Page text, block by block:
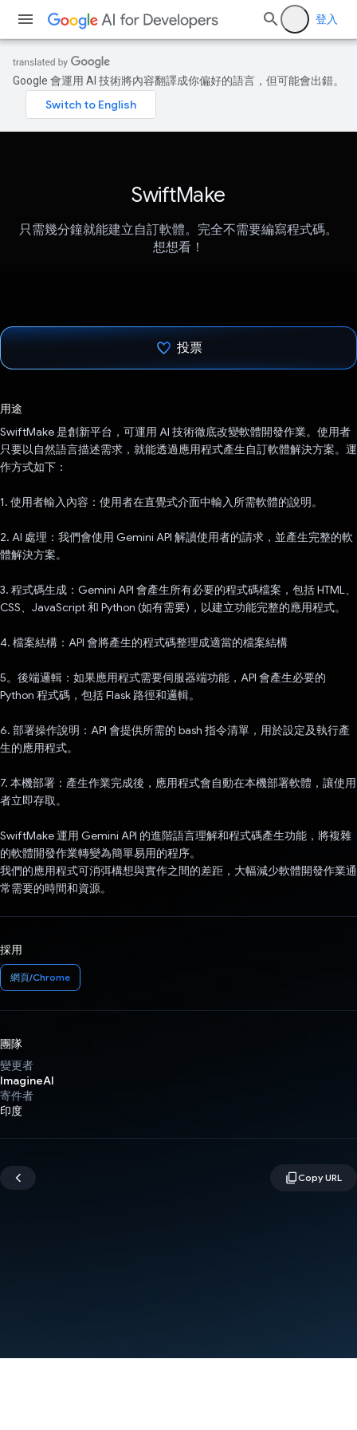
登入
Google 會運用 AI 技術將內容翻譯成你偏好的語言，但可能會出錯。
SwiftMake
只需幾分鐘就能建立自訂軟體。完全不需要編寫程式碼。
想想看！
投票
用途
SwiftMake 是創新平台，可運用 AI 技術徹底改變軟體開發作業。使用者
只要以自然語言描述需求，就能透過應用程式產生自訂軟體解決方案。運
作方式如下：
1. 使用者輸入內容：使用者在直覺式介面中輸入所需軟體的說明。
2. AI 處理：我們會使用 Gemini API 解讀使用者的請求，並產生完整的軟
體解決方案。
3. 程式碼生成：Gemini API 會產生所有必要的程式碼檔案，包括 HTML、
CSS、JavaScript 和 Python (如有需要)，以建立功能完整的應用程式。
4. 檔案結構：API 會將產生的程式碼整理成適當的檔案結構
5。後端邏輯：如果應用程式需要伺服器端功能，API 會產生必要的
Python 程式碼，包括 Flask 路徑和邏輯。
6. 部署操作說明：API 會提供所需的 bash 指令清單，用於設定及執行產
生的應用程式。
7. 本機部署：產生作業完成後，應用程式會自動在本機部署軟體，讓使用
者立即存取。
SwiftMake 運用 Gemini API 的進階語言理解和程式碼產生功能，將複雜
的軟體開發作業轉變為簡單易用的程序。
我們的應用程式可消弭構想與實作之間的差距，大幅減少軟體開發作業通
常需要的時間和資源。
採用
網頁/Chrome
團隊
變更者
ImagineAI
寄件者
印度